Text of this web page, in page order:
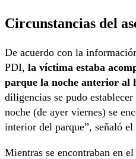
Circunstancias del
De acuerdo con la
PDI, la víctima estaba
parque la noche anterior al
diligencias se pudo
noche (de ayer viernes) se
interior del parque”, señaló el
Mientras se encontraban en